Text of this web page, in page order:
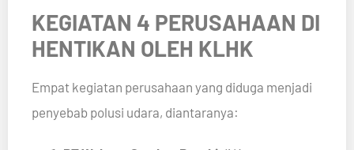
KEGIATAN 4 PERUSAHAAN DI
HENTIKAN OLEH KLHK
Empat kegiatan perusahaan yang diduga menjadi
penyebab polusi udara, diantaranya: